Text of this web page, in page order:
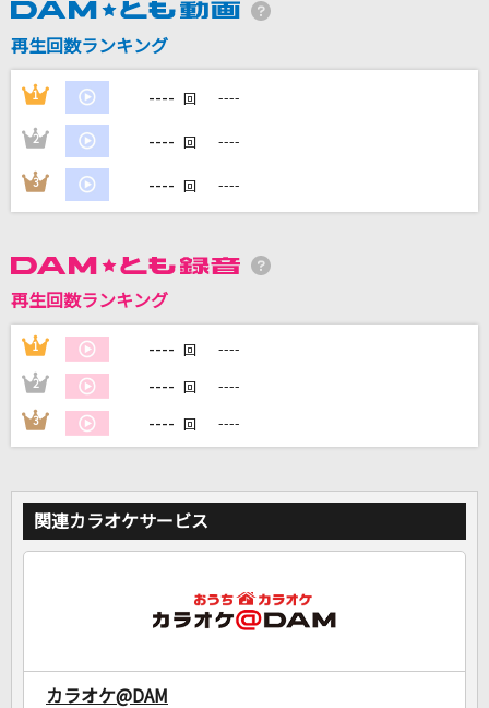
[生音]ジターバグ
ELLEGARDEN
DAMの新曲・ランキングなど
DAMに会員登録・ログインして
カラオケをもっと楽しもう！
再生回数ランキング
1 ---- 回 ----
2 ---- 回 ----
3 ---- 回 ----
再生回数ランキング
1 ---- 回 ----
2 ---- 回 ----
3 ---- 回 ----
関連カラオケサービス
カラオケ@DAM